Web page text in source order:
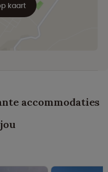
kaart
accommodaties